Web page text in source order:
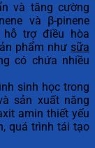
và tăng cường
và β-pinene
trợ điều hòa
phẩm như sữa
có chứa nhiều
sinh học trong
sản xuất năng
amin thiết yếu
quá trình tái tạo